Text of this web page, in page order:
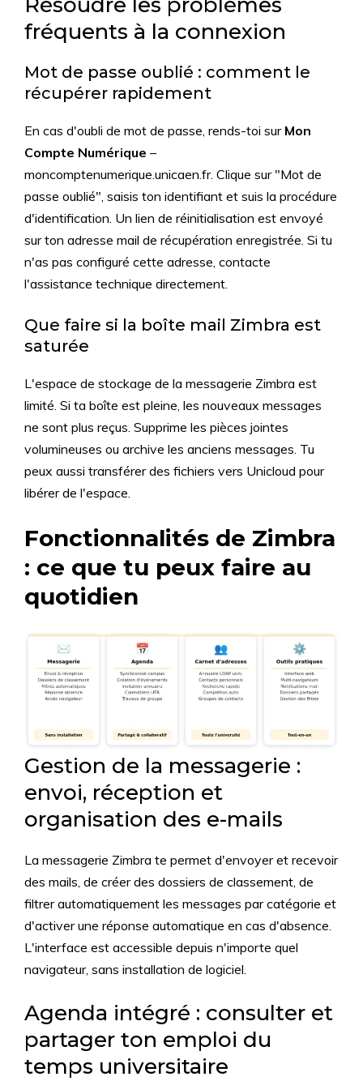
fréquents à la connexion
Mot de passe oublié : comment le
récupérer rapidement
En cas d'oubli de mot de passe, rends-toi sur Mon
Compte Numérique –
moncomptenumerique.unicaen.fr. Clique sur "Mot de
passe oublié", saisis ton identifiant et suis la procédure
d'identification. Un lien de réinitialisation est envoyé
sur ton adresse mail de récupération enregistrée. Si tu
n'as pas configuré cette adresse, contacte
l'assistance technique directement.
Que faire si la boîte mail Zimbra est
saturée
L'espace de stockage de la messagerie Zimbra est
limité. Si ta boîte est pleine, les nouveaux messages
ne sont plus reçus. Supprime les pièces jointes
volumineuses ou archive les anciens messages. Tu
peux aussi transférer des fichiers vers Unicloud pour
libérer de l'espace.
Fonctionnalités de Zimbra
: ce que tu peux faire au
quotidien
Gestion de la messagerie :
envoi, réception et
organisation des e-mails
La messagerie Zimbra te permet d'envoyer et recevoir
des mails, de créer des dossiers de classement, de
filtrer automatiquement les messages par catégorie et
d'activer une réponse automatique en cas d'absence.
L'interface est accessible depuis n'importe quel
navigateur, sans installation de logiciel.
Agenda intégré : consulter et
partager ton emploi du
temps universitaire